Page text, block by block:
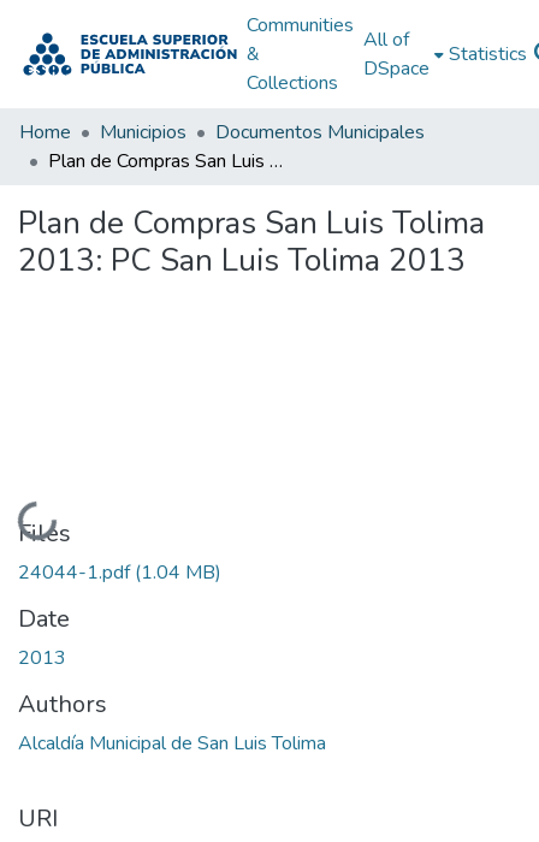
Communities
&
Collections
All of
DSpace
Statistics
Home Municipios
Documentos Municipales
Plan de Compras San Luis Tolima 2013: PC San Luis Tolima 2013
Plan de Compras San Luis Tolima
2013: PC San Luis Tolima 2013
Loading...
Files
24044-1.pdf(1.04 MB)
Date
2013
Authors
Alcaldía Municipal de San Luis Tolima
URI